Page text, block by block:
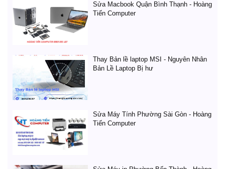
Sửa Macbook Quận Bình Thạnh - Hoàng
Tiến Computer
Thay Bản lề laptop MSI - Nguyên Nhân
Bản Lề Laptop Bị hư
Sửa Máy Tính Phường Sài Gòn - Hoàng
Tiến Computer